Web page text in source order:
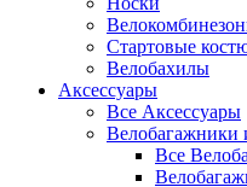
Стартовые
Велобахилы
Аксессуары
Все Аксессуары
Велобагажники
Все